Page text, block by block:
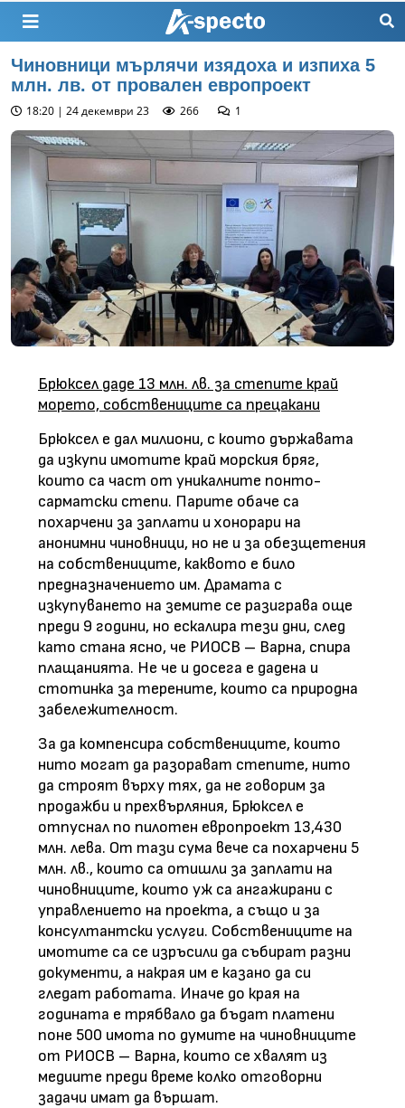
Чиновници мърлячи изядоха и изпиха 5
млн. лв. от провален европроект
18:20 | 24 декември 23 266 1
Брюксел даде 13 млн. лв. за степите край
морето, собствениците са прецакани
Брюксел е дал милиони, с които държавата
да изкупи имотите край морския бряг,
които са част от уникалните понто-
сарматски степи. Парите обаче са
похарчени за заплати и хонорари на
анонимни чиновници, но не и за обезщетения
на собствениците, каквото е било
предназначението им. Драмата с
изкупуването на земите се разиграва още
преди 9 години, но ескалира тези дни, след
като стана ясно, че РИОСВ – Варна, спира
плащанията. Не че и досега е дадена и
стотинка за терените, които са природна
забележителност.
За да компенсира собствениците, които
нито могат да разорават степите, нито
да строят върху тях, да не говорим за
продажби и прехвърляния, Брюксел е
отпуснал по пилотен европроект 13,430
млн. лева. От тази сума вече са похарчени 5
млн. лв., които са отишли за заплати на
чиновниците, които уж са ангажирани с
управлението на проекта, а също и за
консултантски услуги. Собствениците на
имотите са се изръсили да събират разни
документи, а накрая им е казано да си
гледат работата. Иначе до края на
годината е трябвало да бъдат платени
поне 500 имота по думите на чиновниците
от РИОСВ – Варна, които се хвалят из
медиите преди време колко отговорни
задачи имат да вършат.